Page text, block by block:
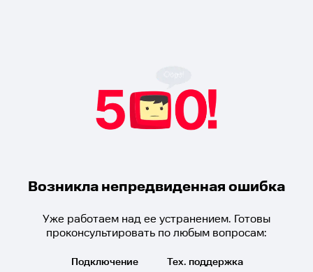
Возникла непредвиденная ошибка
Уже работаем над ее устранением. Готовы
проконсультировать по любым вопросам:
Подключение Тех. поддержка